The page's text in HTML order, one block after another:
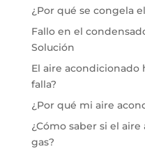
¿Por qué se congela
Fallo en el
Solución
El aire acondicionado
falla?
¿Por qué mi aire
¿Cómo saber si el
gas?